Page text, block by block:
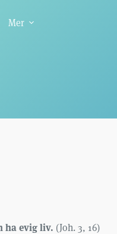
Mer
ha evig liv. (Joh. 3, 16)